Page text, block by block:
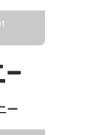
ー